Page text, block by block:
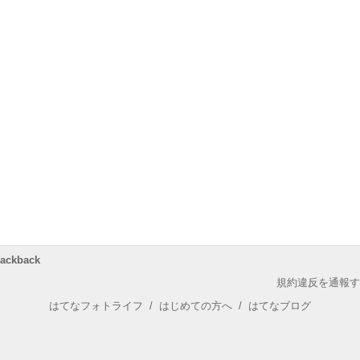
規約違反を通報
はてなフォトライフ / はじめての方へ / はてなブログ